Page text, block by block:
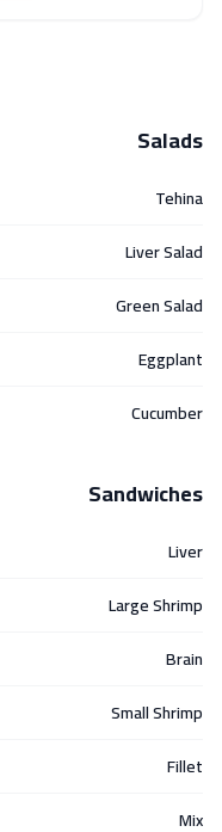
Salads
Tehina
Liver Salad
Green Salad
Eggplant
Cucumber
Sandwiches
Liver
Large Shrimp
Brain
Small Shrimp
Fillet
Mix